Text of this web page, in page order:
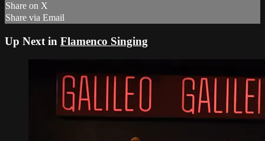
Share on X
Share via Email
Up Next in Flamenco Singing